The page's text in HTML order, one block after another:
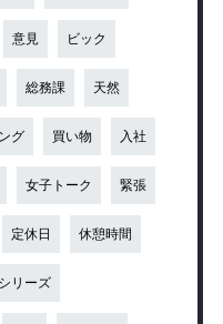
意見 ビック
総務課 天然
グ 買い物 入社
女子トーク 緊張
定休日 休憩時間
リーズ